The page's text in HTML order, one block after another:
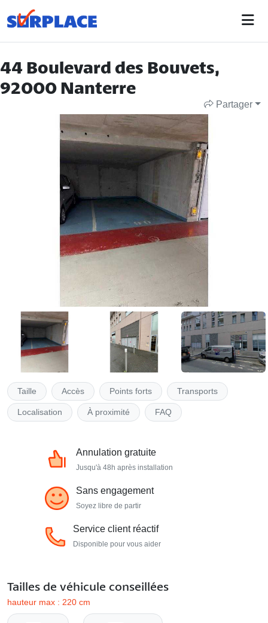
44 Boulevard des Bouvets,
92000 Nanterre
Partager
Taille Accès Points forts Transports
Localisation À proximité FAQ
Annulation gratuite
Jusqu'à 48h après installation
Sans engagement
Soyez libre de partir
Service client réactif
Disponible pour vous aider
Tailles de véhicule conseillées
hauteur max : 220 cm